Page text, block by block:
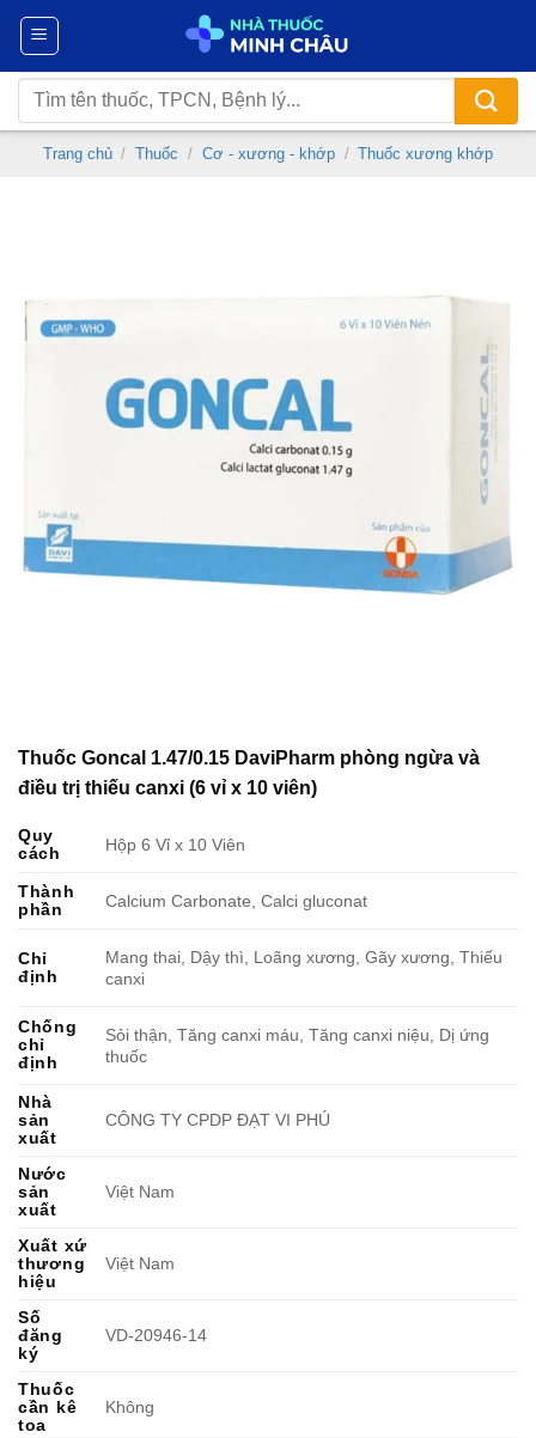
Chuyển
nội
dung
Tìm
kiếm:
Trang chủ / Thuốc / Cơ - xương - khớp / Thuốc xương khớp
Thuốc Goncal 1.47/0.15 DaviPharm phòng ngừa và
điều trị thiếu canxi (6 vỉ x 10 viên)
Quy
cách
Hộp 6 Vỉ x 10 Viên
Thành
phần
Calcium Carbonate, Calci gluconat
Chỉ
định
Mang thai, Dậy thì, Loãng xương, Gãy xương, Thiếu
canxi
Chống
chỉ
định
Sỏi thận, Tăng canxi máu, Tăng canxi niệu, Dị ứng
thuốc
Nhà
sản
xuất
CÔNG TY CPDP ĐẠT VI PHÚ
Nước
sản
xuất
Việt Nam
Xuất xứ
thương
hiệu
Việt Nam
Số
đăng
ký
VD-20946-14
Thuốc
cần kê
toa
Không